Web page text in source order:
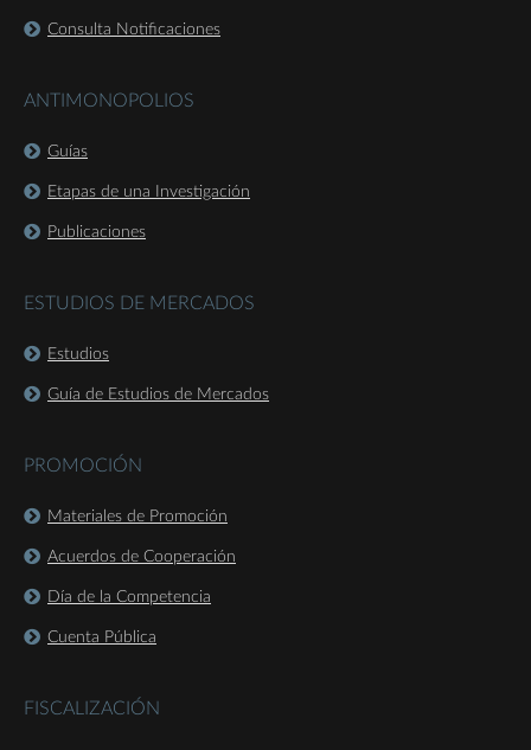
Consulta Notificaciones
ANTIMONOPOLIOS
Guías
Etapas de una Investigación
Publicaciones
ESTUDIOS DE MERCADOS
Estudios
Guía de Estudios de Mercados
PROMOCIÓN
Materiales de Promoción
Acuerdos de Cooperación
Día de la Competencia
Cuenta Pública
FISCALIZACIÓN